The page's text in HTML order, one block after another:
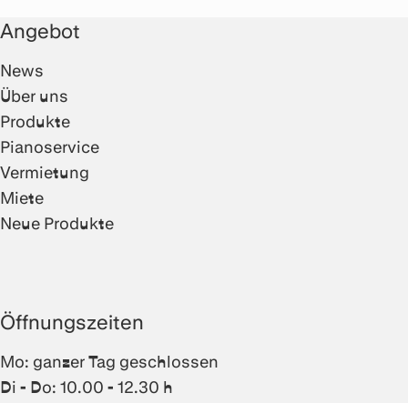
Angebot
News
Über uns
Produkte
Pianoservice
Vermietung
Miete
Neue Produkte
Öffnungszeiten
Mo: ganzer Tag geschlossen
Di - Do: 10.00 - 12.30 h